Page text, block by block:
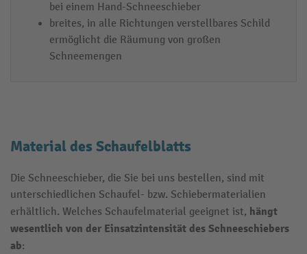
bei einem Hand-Schneeschieber
breites, in alle Richtungen verstellbares Schild
ermöglicht die Räumung von großen
Schneemengen
Material des Schaufelblatts
Die Schneeschieber, die Sie bei uns bestellen, sind mit
unterschiedlichen Schaufel- bzw. Schiebermaterialien
erhältlich. Welches Schaufelmaterial geeignet ist, hängt
wesentlich von der Einsatzintensität des Schneeschiebers
ab: